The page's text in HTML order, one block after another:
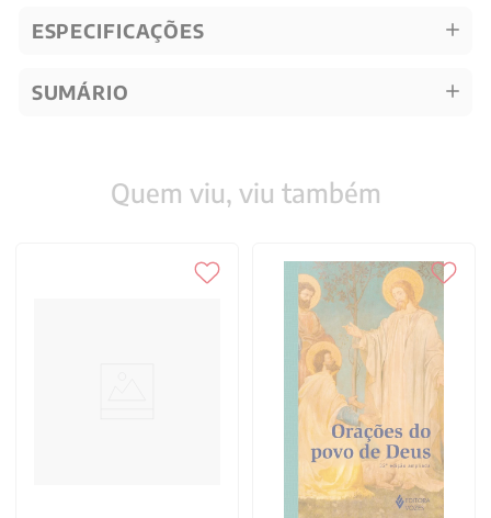
ESPECIFICAÇÕES
SUMÁRIO
Quem viu, viu também